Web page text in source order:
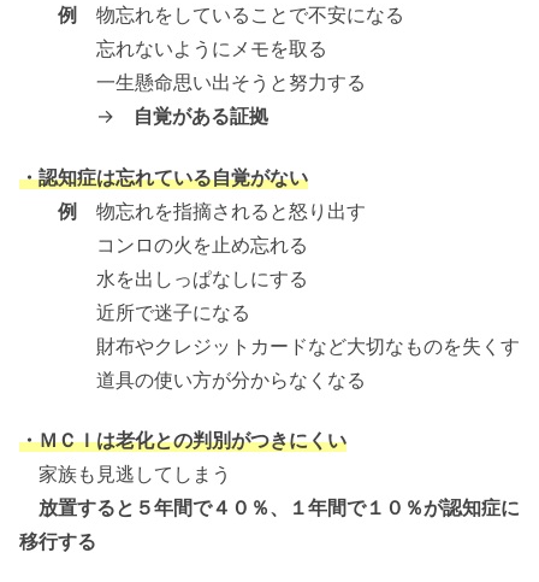
例
物忘れをしていることで不安になる
忘れないようにメモを取る
一生懸命思い出そうと努力する
→ 自覚がある証拠
・認知症は忘れている自覚がない
例 物忘れを指摘されると怒り出す
コンロの火を止め忘れる
水を出しっぱなしにする
近所で迷子になる
財布やクレジットカードなど大切なものを失くす
道具の使い方が分からなくなる
・ＭＣＩは老化との判別がつきにくい
家族も見逃してしまう
放置すると５年間で４０％、１年間で１０％が認知症に
移行する